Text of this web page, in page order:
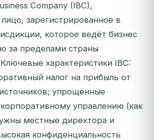
Company (IBC),
зарегистрированное в
которое ведёт бизнес
за пределами страны
характеристики IBC:
налог на прибыль от
упрощённые
управлению (как
местные директора и
конфиденциальность